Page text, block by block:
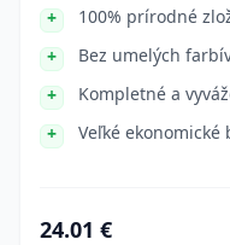
100% prírodné
Bez umelých
Kompletné a
Veľké ekonomické
24.01 €